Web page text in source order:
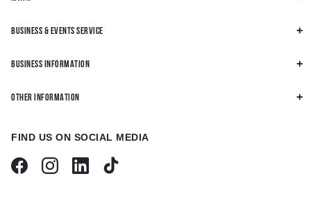
BUSINESS & EVENTS SERVICE
BUSINESS INFORMATION
OTHER INFORMATION
FIND US ON SOCIAL MEDIA